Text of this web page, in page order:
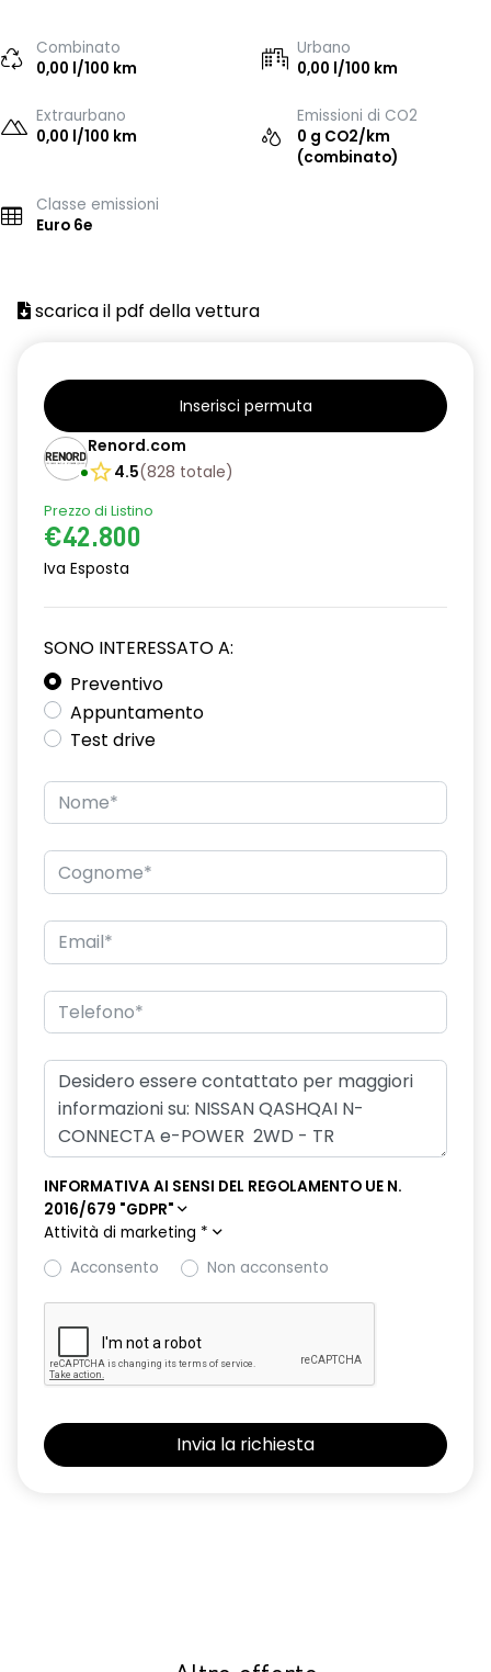
Combinato
0,00 l/100 km
Urbano
0,00 l/100 km
Extraurbano
0,00 l/100 km
Emissioni di CO2
0 g CO2/km
(combinato)
Classe emissioni
Euro 6e
scarica il pdf della vettura
Inserisci permuta
Renord.com
4.5(828 totale)
Prezzo di Listino
€42.800
Iva Esposta
SONO INTERESSATO A:
Preventivo
Appuntamento
Test drive
INFORMATIVA AI SENSI DEL REGOLAMENTO UE N.
2016/679 "GDPR"
Attività di marketing *
Acconsento
Non acconsento